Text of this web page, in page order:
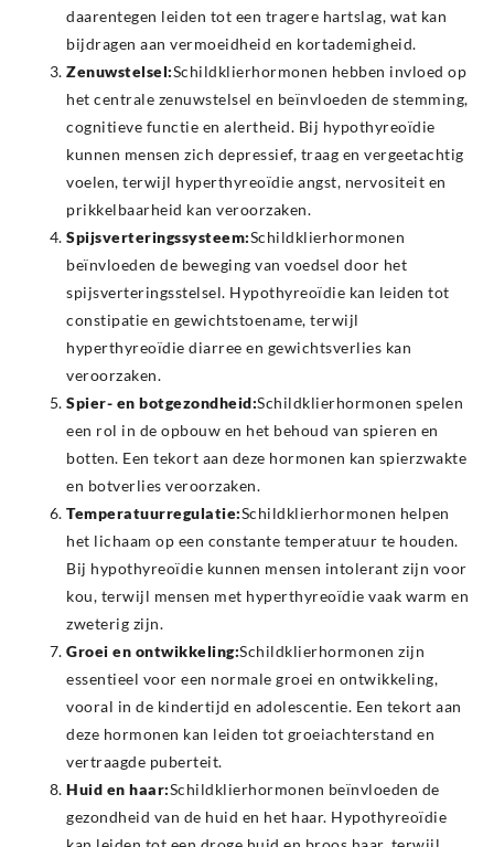
daarentegen leiden tot een tragere hartslag, wat kan
bijdragen aan vermoeidheid en kortademigheid.
Zenuwstelsel:Schildklierhormonen hebben invloed op
het centrale zenuwstelsel en beïnvloeden de stemming,
cognitieve functie en alertheid. Bij hypothyreoïdie
kunnen mensen zich depressief, traag en vergeetachtig
voelen, terwijl hyperthyreoïdie angst, nervositeit en
prikkelbaarheid kan veroorzaken.
Spijsverteringssysteem:Schildklierhormonen
beïnvloeden de beweging van voedsel door het
spijsverteringsstelsel. Hypothyreoïdie kan leiden tot
constipatie en gewichtstoename, terwijl
hyperthyreoïdie diarree en gewichtsverlies kan
veroorzaken.
Spier- en botgezondheid:Schildklierhormonen spelen
een rol in de opbouw en het behoud van spieren en
botten. Een tekort aan deze hormonen kan spierzwakte
en botverlies veroorzaken.
Temperatuurregulatie:Schildklierhormonen helpen
het lichaam op een constante temperatuur te houden.
Bij hypothyreoïdie kunnen mensen intolerant zijn voor
kou, terwijl mensen met hyperthyreoïdie vaak warm en
zweterig zijn.
Groei en ontwikkeling:Schildklierhormonen zijn
essentieel voor een normale groei en ontwikkeling,
vooral in de kindertijd en adolescentie. Een tekort aan
deze hormonen kan leiden tot groeiachterstand en
vertraagde puberteit.
Huid en haar:Schildklierhormonen beïnvloeden de
gezondheid van de huid en het haar. Hypothyreoïdie